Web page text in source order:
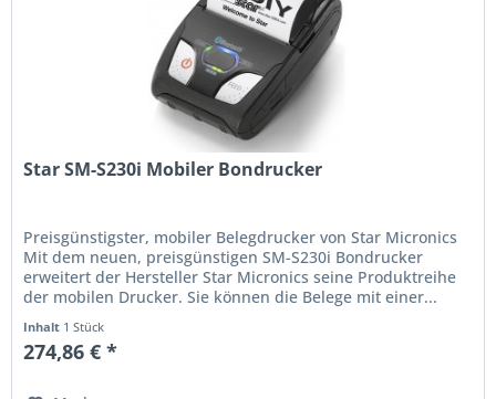
Star SM-S230i Mobiler Bondrucker
Preisgünstigster, mobiler Belegdrucker von Star Micronics
Mit dem neuen, preisgünstigen SM-S230i Bondrucker
erweitert der Hersteller Star Micronics seine Produktreihe
der mobilen Drucker. Sie können die Belege mit einer...
Inhalt 1 Stück
274,86 € *